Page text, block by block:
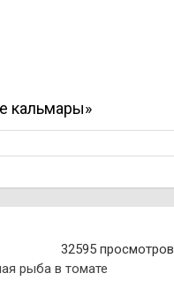
кальмары»
32595 просмотров